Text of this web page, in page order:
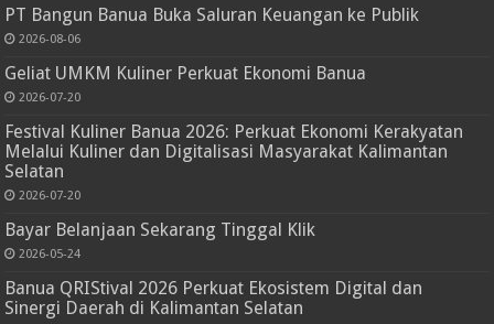
PT Bangun Banua Buka Saluran Keuangan ke Publik
2026-08-06
Geliat UMKM Kuliner Perkuat Ekonomi Banua
2026-07-20
Festival Kuliner Banua 2026: Perkuat Ekonomi Kerakyatan
Melalui Kuliner dan Digitalisasi Masyarakat Kalimantan
Selatan
2026-07-20
Bayar Belanjaan Sekarang Tinggal Klik
2026-05-24
Banua QRIStival 2026 Perkuat Ekosistem Digital dan
Sinergi Daerah di Kalimantan Selatan